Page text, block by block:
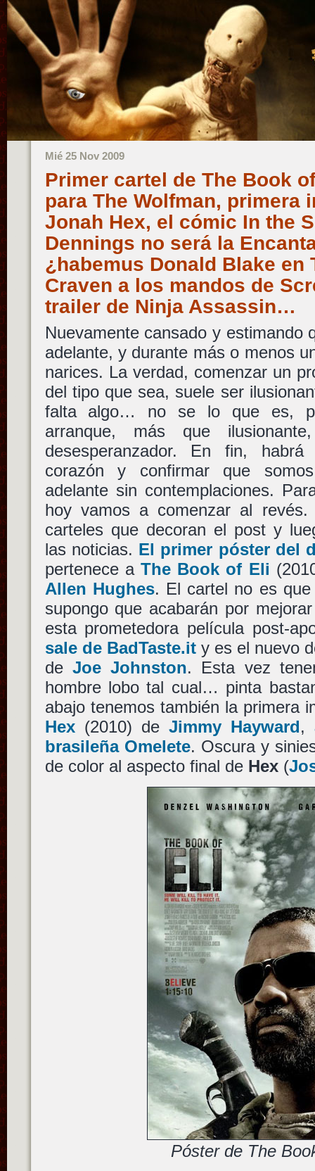
Mié 25 Nov 2009
Primer cartel de The Book
para The Wolfman, primera
Jonah Hex, el cómic In the
Dennings no será la
¿habemus Donald Blake en
Craven a los mandos de
trailer de Ninja Assassin…
Nuevamente cansado y estimando
adelante, y durante más o menos
narices. La verdad, comenzar un
del tipo que sea, suele ser
falta algo… no se lo que es,
arranque, más que
desesperanzador. En fin,
corazón y confirmar que
adelante sin contemplaciones.
hoy vamos a comenzar al
carteles que decoran el post y
las noticias. El primer póster del
pertenece a The Book of Eli
Allen Hughes. El cartel no es
supongo que acabarán por
esta prometedora película post-
sale de BadTaste.ity es el nuevo
de Joe Johnston. Esta vez
hombre lobo tal cual… pinta
abajo tenemos también la primera
Hex(2010) de Jimmy Hayward,
brasileña Omelete. Oscura y
de color al aspecto final de Hex(
Póster de The